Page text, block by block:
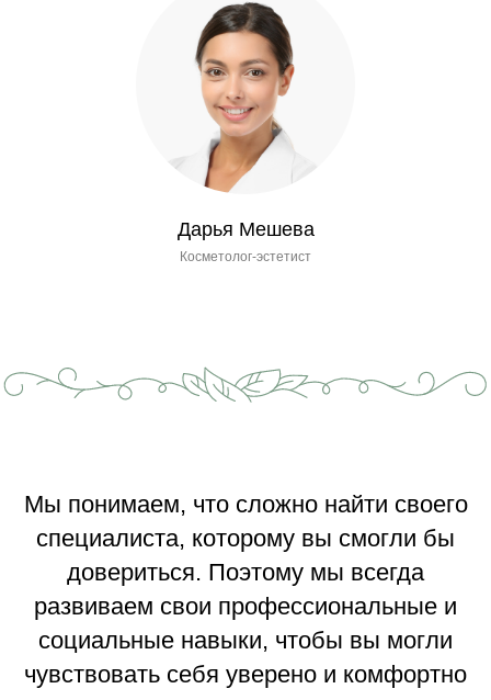
Дарья Мешева
Косметолог-эстетист
Мы понимаем, что сложно найти своего
специалиста, которому вы смогли бы
довериться. Поэтому мы всегда
развиваем свои профессиональные и
социальные навыки, чтобы вы могли
чувствовать себя уверено и комфортно